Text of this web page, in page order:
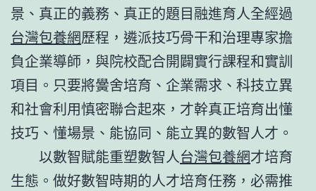
景、真正的義務、真正的題目融進育人全經過
台灣包養網歷程，遴派技巧骨干和治理專家擔
負企業導師，與院校配合開闢實行課程和實訓
項目。只要將黌舍培育、企業需求、科技立異
和社會利用慎密聯合起來，才幹真正培育出懂
技巧、懂場景、能協同、能立異的數智人才。
以數智賦能重塑數智人台灣包養網才培育
生態。做好數智時期的人才培育任務，必需推